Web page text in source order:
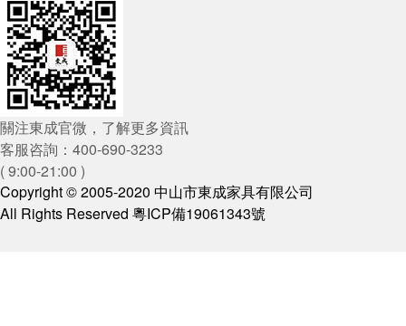
關注東成官微，了解更多資訊
客服咨詢：400-690-3233
( 9:00-21:00 )
Copyright © 2005-2020 中山市東成家具有限公司
All Rights Reserved 粵ICP備19061343號